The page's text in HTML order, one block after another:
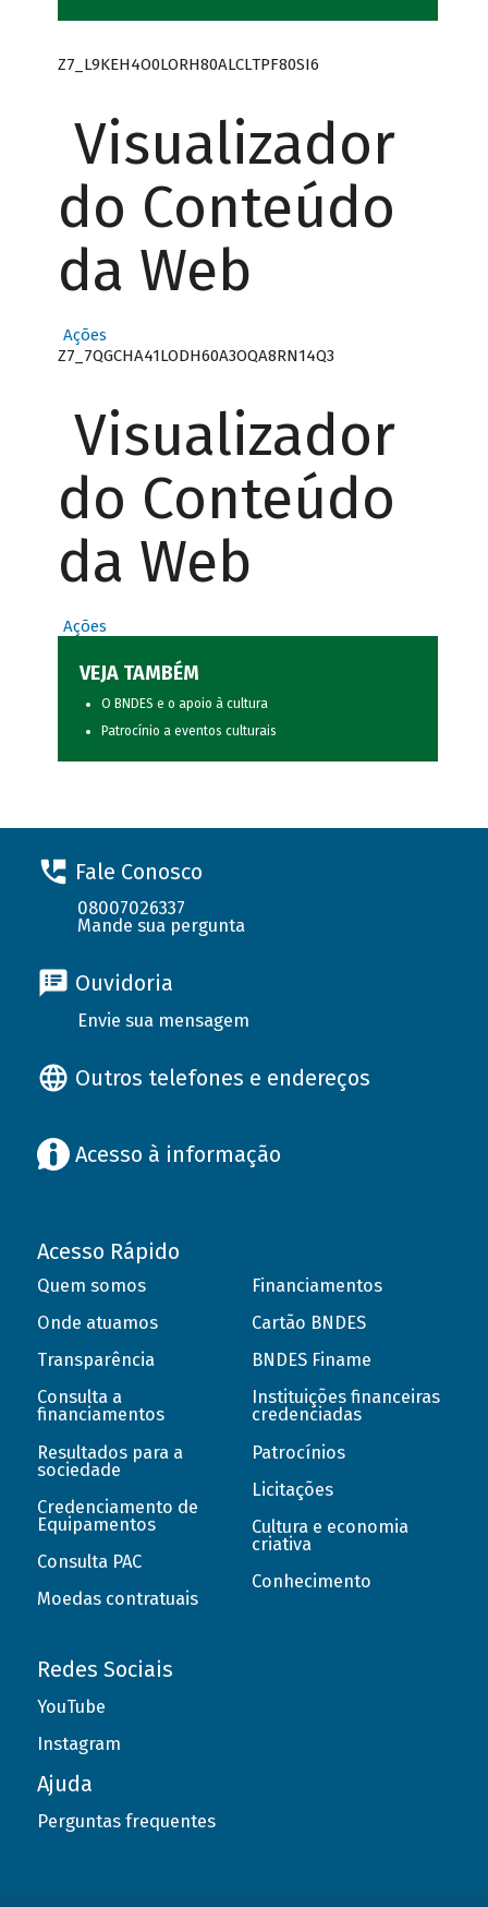
Z7_L9KEH4O0LORH80ALCLTPF80SI6
Visualizador
do Conteúdo
da Web
Ações
Z7_7QGCHA41LODH60A3OQA8RN14Q3
Visualizador
do Conteúdo
da Web
Ações
VEJA TAMBÉM
O BNDES e o apoio à cultura
Patrocínio a eventos culturais
Fale Conosco
08007026337
Mande sua pergunta
Ouvidoria
Envie sua mensagem
Outros telefones e endereços
Acesso à informação
Acesso Rápido
Quem somos
Onde atuamos
Transparência
Consulta a
financiamentos
Resultados para a
sociedade
Credenciamento de
Equipamentos
Consulta PAC
Moedas contratuais
Financiamentos
Cartão BNDES
BNDES Finame
Instituições financeiras
credenciadas
Patrocínios
Licitações
Cultura e economia
criativa
Conhecimento
Redes Sociais
YouTube
Instagram
Ajuda
Perguntas frequentes